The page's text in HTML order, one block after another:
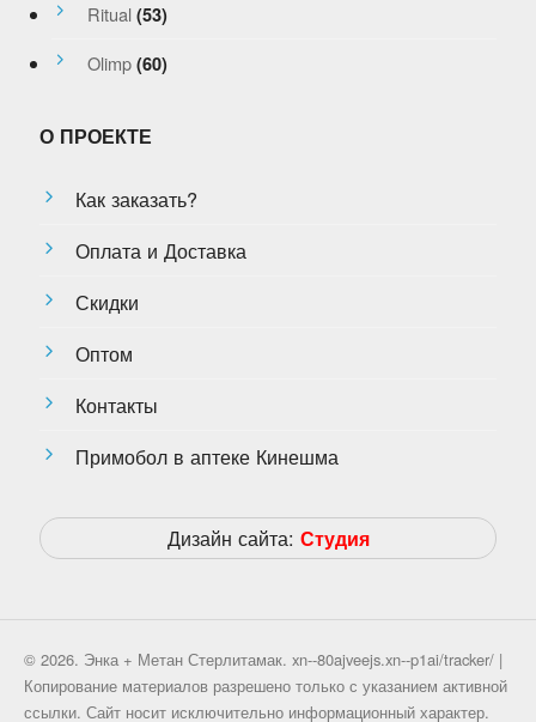
Ritual (53)
Olimp (60)
О ПРОЕКТЕ
Как заказать?
Оплата и Доставка
Скидки
Оптом
Контакты
Примобол в аптеке Кинешма
Дизайн сайта: Студия
© 2026. Энка + Метан Стерлитамак. xn--80ajveejs.xn--p1ai/tracker/ |
Копирование материалов разрешено только с указанием активной
ссылки. Сайт носит исключительно информационный характер.